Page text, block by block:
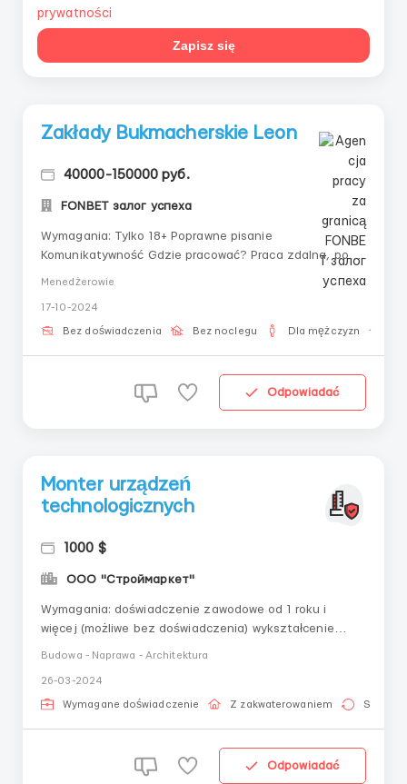
prywatności
Zapisz się
Zakłady Bukmacherskie Leon
40000-150000 руб.
FONBET залог успеха
Wymagania: Tylko 18+ Poprawne pisanie
Komunikatywność Gdzie pracować? Praca zdalna, po
szczegółowe informacje pisz na telegram @Mark007K
skontaktuję się z Tobą! Warunki pracy: Elastyczny
harmonogram 650 RUB/godzinę Więcej informacji na
Menedżerowie
17-10-2024
Bez doświadczenia Bez noclegu Dla mężczyzn
Odpowiadać
Monter urządzeń
technologicznych
1000 $
ООО "Строймаркет"
Wymagania: doświadczenie zawodowe od 1 roku i
więcej (możliwe bez doświadczenia) wykształcenie
Rosyjskiej, wykonywanie prac budowlanych i
montażowych Warunki pracy: praca w dynamicznie
Budowa - Naprawa - Architektura
26-03-2024
Wymagane doświadczenie Z zakwaterowaniem Stała
Odpowiadać